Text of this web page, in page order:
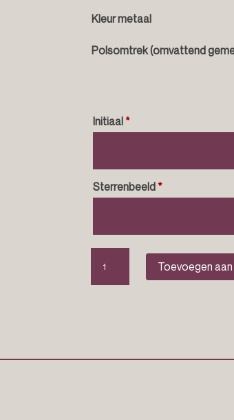
Kleur metaal
Polsomtrek (omvattend
Initiaal *
Sterrenbeeld *
Bedelarmband
“Belle”
Toevoegen